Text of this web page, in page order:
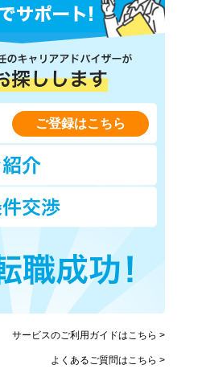
ご登録はこちら
サービスのご利用ガイドはこちら >
よくあるご質問はこちら >